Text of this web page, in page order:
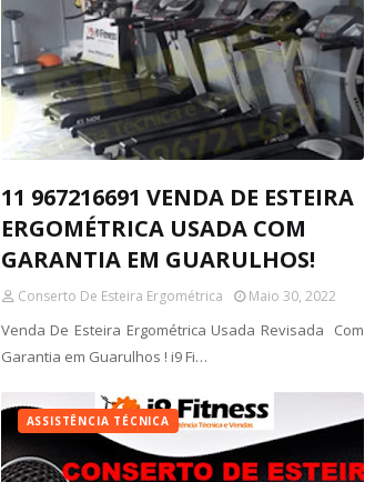
11 967216691 VENDA DE ESTEIRA
ERGOMÉTRICA USADA COM
GARANTIA EM GUARULHOS!
Conserto De Esteira Ergométrica Maio 30, 2022
Venda De Esteira Ergométrica Usada Revisada Com
Garantia em Guarulhos ! i9 Fi…
ASSISTÊNCIA TÉCNICA